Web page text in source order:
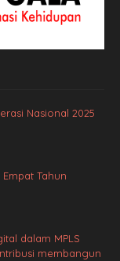
Nasional 2025
Tahun
dalam MPLS
membangun